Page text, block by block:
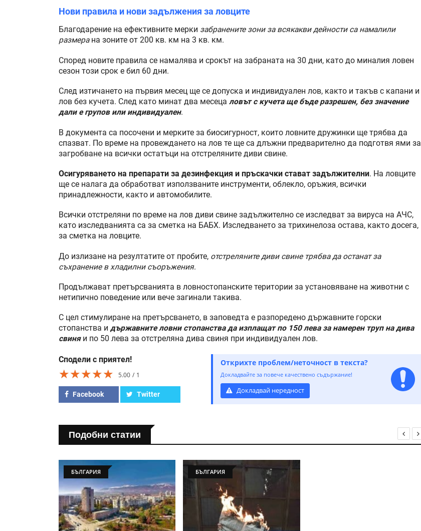
Нови правила и нови задължения за ловците
Благодарение на ефективните мерки забранените зони за всякакви дейности са намалили
размерана зоните от 200 кв. км на 3 кв. км.
Според новите правила се намалява и срокът на забраната на 30 дни, като до миналия ловен
сезон този срок е бил 60 дни.
След изтичането на първия месец ще се допуска и индивидуален лов, както и такъв с капани и
лов без кучета. След като минат два месеца ловът с кучета ще бъде разрешен, без значение
дали е групов или индивидуален.
В документа са посочени и мерките за биосигурност, които ловните дружинки ще трябва да
спазват. По време на провеждането на лов те ще са длъжни предварително да подготвя ями за
загробване на всички остатъци на отстреляните диви свине.
Осигуряването на препарати за дезинфекция и пръскачки стават задължителни. На ловците
ще се налага да обработват използваните инструменти, облекло, оръжия, всички
принадлежности, както и автомобилите.
Всички отстреляни по време на лов диви свине задължително се изследват за вируса на АЧС,
като изследванията са за сметка на БАБХ. Изследването за трихинелоза остава, както досега,
за сметка на ловците.
До излизане на резултатите от пробите, отстреляните диви свине трябва да останат за
съхранение в хладилни съоръжения.
Продължават претърсванията в ловностопанските територии за установяване на животни с
нетипично поведение или вече загинали такива.
С цел стимулиране на претърсването, в заповедта е разпоредено държавните горски
стопанства и държавните ловни стопанства да изплащат по 150 лева за намерен труп на дива
свиняи по 50 лева за отстреляна дива свиня при индивидуален лов.
Сподели с приятел!
★★★★★
★★★★★
★★★★★ 5.00 1
Facebook Twitter
Открихте проблем/неточност в текста?
Докладвайте за повече качествено съдържание!
Докладвай нередност
Подобни статии
БЪЛГАРИЯ БЪЛГАРИЯ